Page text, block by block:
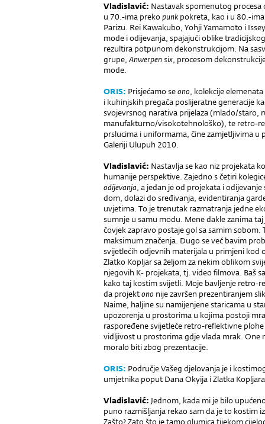
Vladislavić: Nastavak spomenutog
u 70.-ima preko punk pokreta, kao i u 80.-
Parizu. Rei Kawakubo, Yohji Yamamoto i
mode i odijevanja, spajajući oblike
rezultira potpunom dekonstrukcijom. Na
grupe,Anwerpen six, procesom
mode.
ORIS: Prisjećamo seono, kolekcije
i kuhinjskih pregača poslijeratne generacije
svojevrsnog narativa prijelaza (mlado/staro,
manufakturno/visokotehnološko), te retro-
prslucima i uniformama, čine zamjetljivima
Galeriji Ulupuh 2010.
Vladislavić: Nastavlja se kao niz projekata
humanije perspektive. Zajedno s četiri
odijevanja, a jedan je od projekata i
dom, dolazi do sređivanja, evidentiranja
uvjetima. To je trenutak razmatranja jedne
sumnje u samu modu. Mene dakle zanima
čovjek zapravo postaje gol sa samim
maksimum značenja. Dugo se već bavim
svijetlećih odjevnih materijala u primjeni kod
Zlatko Kopljar sa željom za nekim oblikom
njegovih K- projekata, tj. video filmova. Baš
kako taj kostim svijetli. Moje bavljenje retro-
da projektono nije završen prezentiranjem
Naime, haljine su namijenjene staricama u
upozorenja u prostorima u kojima postoji
raspoređene svijetleće retro-reflektivne
vidljivost u prostorima gdje vlada mrak. One
moralo biti zbog prezentacije.
ORIS: Područje Vašeg djelovanja je i
umjetnika poput Dana Okyija i Zlatka
Vladislavić: Jednom, kada mi je bilo
puno razmišljanja rekao sam da je to kostim
Zašto? Zato što je tamo glumica tijekom